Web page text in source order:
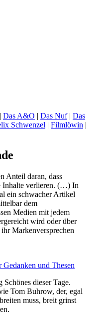
| Das A&O | Das Nuf| Das
Schwenzel | Filmlöwin |
Anteil daran, dass
Inhalte verlieren. (…) In
ein schwacher Artikel
dem
Medien mit jedem
wird oder über
Markenversprechen
und Thesen
dieser Tage.
Tom Buhrow, der, egal
muss, breit grinst